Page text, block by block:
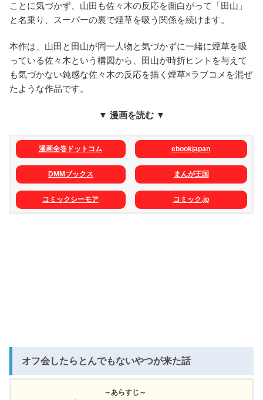
ことに気づかず、山田も佐々木の反応を面白がって「田山」
と名乗り、スーパーの裏で煙草を吸う関係を続けます。
本作は、山田と田山が同一人物と気づかずに一緒に煙草を吸
っている佐々木という構図から、田山が時折ヒントを与えて
も気づかない鈍感な佐々木の反応を描く煙草×ラブコメを混ぜ
たような作品です。
▼ 漫画を読む ▼
漫画全巻ドットコム ebookjapan
DMMブックス まんが王国
コミックシーモア コミック.jp
オフ会したらとんでもないやつが来た話
～あらすじ～